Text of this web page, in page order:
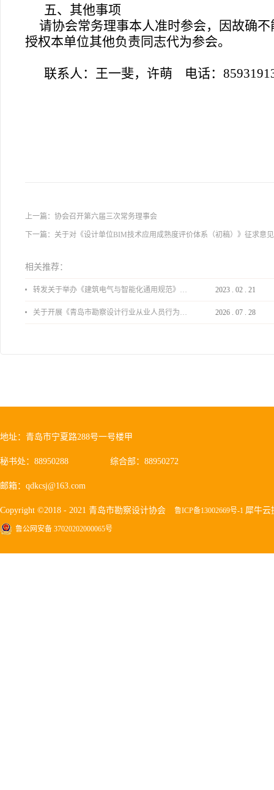
五、其他事项
请协会常务理事本人准时参会，因故确
授权本单位其他负责同志代为参会。
联系人：王一斐，许萌 电话：
上一篇： 协会召开第六届三次常务理事会
下一篇： 关于对《设计单位BIM技术应用成熟度评价体系（初稿）》征求意
相关推荐：
转发关于举办《建筑电气与智能化通用规范》 GB55024-2022公益宣贯的通知 2023 . 02 . 21
关于开展《青岛市勘察设计行业从业人员行为导则》、《青岛市住宅工程设计审查品质提升指引（2026版）》宣贯活动的通知 2026 . 07 . 28
地址：青岛市宁夏路288号一号楼甲
秘书处：88950288 综合部：88950272
邮箱：qdkcsj@163.com
Copyright ©2018 - 2021 青岛市勘察设计协会 鲁ICP备13002669号-1 犀牛云
鲁公网安备 37020202000065号